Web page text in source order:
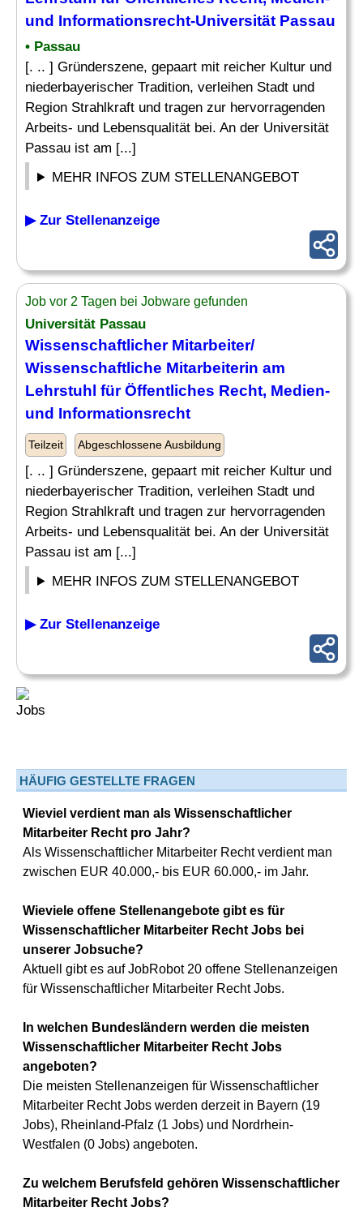
und Informationsrecht-Universität Passau
• Passau
[. .. ] Gründerszene, gepaart mit reicher Kultur und
niederbayerischer Tradition, verleihen Stadt und
Region Strahlkraft und tragen zur hervorragenden
Arbeits- und Lebensqualität bei. An der Universität
Passau ist am [...]
MEHR INFOS ZUM STELLENANGEBOT
▶ Zur Stellenanzeige
Job vor 2 Tagen bei Jobware gefunden
Universität Passau
Wissenschaftlicher Mitarbeiter/
Wissenschaftliche Mitarbeiterin am
Lehrstuhl für Öffentliches Recht, Medien-
und Informationsrecht
Teilzeit Abgeschlossene Ausbildung
[. .. ] Gründerszene, gepaart mit reicher Kultur und
niederbayerischer Tradition, verleihen Stadt und
Region Strahlkraft und tragen zur hervorragenden
Arbeits- und Lebensqualität bei. An der Universität
Passau ist am [...]
MEHR INFOS ZUM STELLENANGEBOT
▶ Zur Stellenanzeige
HÄUFIG GESTELLTE FRAGEN
Wieviel verdient man als Wissenschaftlicher
Mitarbeiter Recht pro Jahr?
Als Wissenschaftlicher Mitarbeiter Recht verdient man
zwischen EUR 40.000,- bis EUR 60.000,- im Jahr.
Wieviele offene Stellenangebote gibt es für
Wissenschaftlicher Mitarbeiter Recht Jobs bei
unserer Jobsuche?
Aktuell gibt es auf JobRobot 20 offene Stellenanzeigen
für Wissenschaftlicher Mitarbeiter Recht Jobs.
In welchen Bundesländern werden die meisten
Wissenschaftlicher Mitarbeiter Recht Jobs
angeboten?
Die meisten Stellenanzeigen für Wissenschaftlicher
Mitarbeiter Recht Jobs werden derzeit in Bayern (19
Jobs), Rheinland-Pfalz (1 Jobs) und Nordrhein-
Westfalen (0 Jobs) angeboten.
Zu welchem Berufsfeld gehören Wissenschaftlicher
Mitarbeiter Recht Jobs?